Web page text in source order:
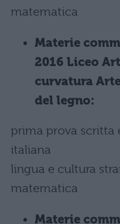
matematica
Materie
2016 Liceo
curvatura
del legno:
prima prova scritta
italiana
lingua e cultura
matematica
Materie